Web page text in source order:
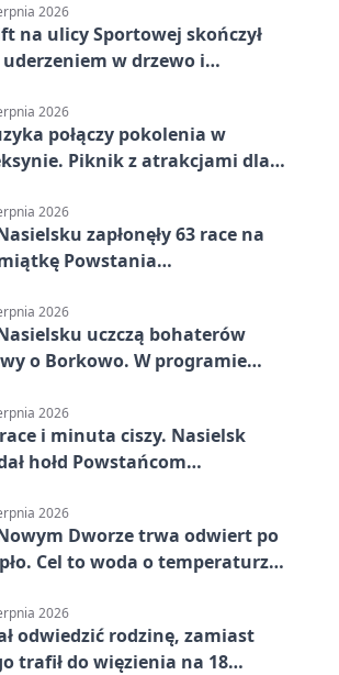
2026
na ulicy Sportowej skończył
uderzeniem w drzewo i
2026
połączy pokolenia w
Piknik z atrakcjami dla
2026
zapłonęły 63 race na
Powstania
2026
uczczą bohaterów
o Borkowo. W programie
2026
i minuta ciszy. Nasielsk
hołd Powstańcom
2026
Dworze trwa odwiert po
Cel to woda o temperaturze
2026
odwiedzić rodzinę, zamiast
trafił do więzienia na 18